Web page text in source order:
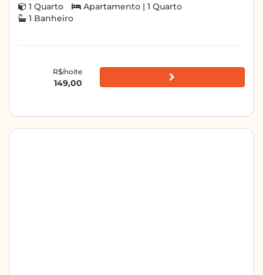
1 Quarto
Apartamento | 1 Quarto
1 Banheiro
R$/noite
149,00